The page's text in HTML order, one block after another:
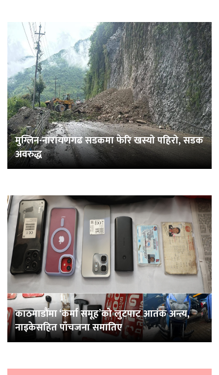
मुग्लिन-नारायणगढ सडकमा फेरि खस्यो पहिरो, सडक
अवरुद्ध
काठमाडौंमा ‘कर्मा समूह’को लुटपाट आतंक अन्त्य,
नाइकेसहित पाँचजना समातिए